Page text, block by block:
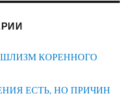
КОРЕННОГО
ЕСТЬ, НО ПРИЧИН